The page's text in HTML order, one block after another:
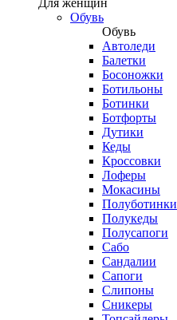
Для женщин
Обувь
Обувь
Автоледи
Балетки
Босоножки
Ботильоны
Ботинки
Ботфорты
Дутики
Кеды
Кроссовки
Лоферы
Мокасины
Полуботинки
Полукеды
Полусапоги
Сабо
Сандалии
Сапоги
Слипоны
Сникеры